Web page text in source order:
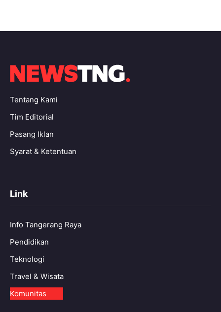
Tentang Kami
Tim Editorial
Pasang Iklan
Syarat & Ketentuan
Link
Info Tangerang Raya
Pendidikan
Teknologi
Travel & Wisata
Komunitas